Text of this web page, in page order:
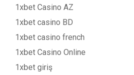
1xbet Casino AZ
1xbet casino BD
1xbet casino french
1xbet Casino Online
1xbet giriş